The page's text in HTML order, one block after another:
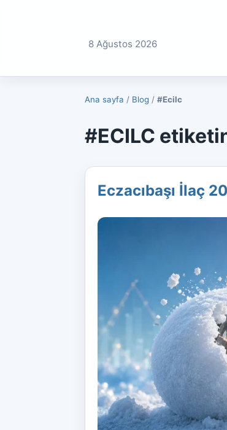
8 Ağustos 2026
Ana sayfa / Blog / #Ecilc
#ECILC
Eczacıbaşı İlaç